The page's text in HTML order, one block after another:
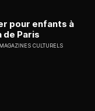
pour enfants à
de Paris
MAGAZINES CULTURELS